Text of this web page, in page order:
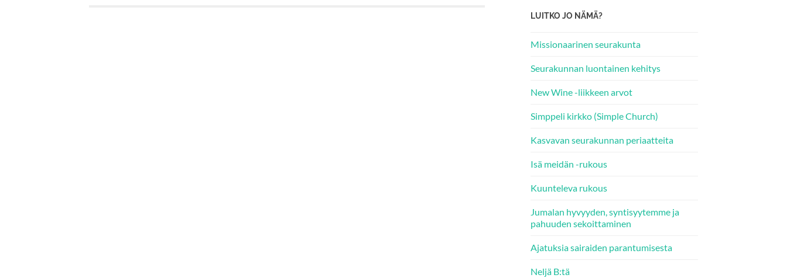
LUITKO JO NÄMÄ?
Missionaarinen seurakunta
Seurakunnan luontainen kehitys
New Wine -liikkeen arvot
Simppeli kirkko (Simple Church)
Kasvavan seurakunnan periaatteita
Isä meidän -rukous
Kuunteleva rukous
Jumalan hyvyyden, syntisyytemme ja
pahuuden sekoittaminen
Ajatuksia sairaiden parantumisesta
Neljä B:tä